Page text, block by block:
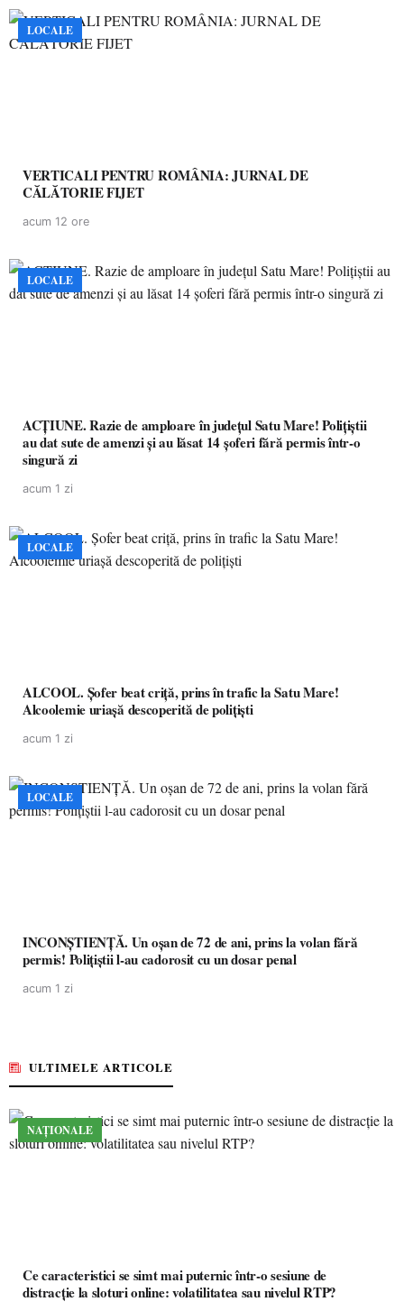
LOCALE
VERTICALI PENTRU ROMÂNIA: JURNAL DE
CĂLĂTORIE FIJET
acum 12 ore
LOCALE
ACȚIUNE. Razie de amploare în județul Satu Mare! Polițiștii
au dat sute de amenzi și au lăsat 14 șoferi fără permis într-o
singură zi
acum 1 zi
LOCALE
ALCOOL. Șofer beat criță, prins în trafic la Satu Mare!
Alcoolemie uriașă descoperită de polițiști
acum 1 zi
LOCALE
INCONȘTIENȚĂ. Un oșan de 72 de ani, prins la volan fără
permis! Polițiștii l-au cadorosit cu un dosar penal
acum 1 zi
ULTIMELE ARTICOLE
NAȚIONALE
Ce caracteristici se simt mai puternic într-o sesiune de
distracție la sloturi online: volatilitatea sau nivelul RTP?